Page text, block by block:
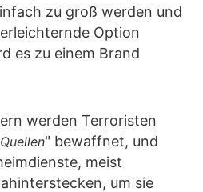
zu groß werden und
Option
es zu einem Brand
werden Terroristen
" bewaffnet, und
meist
um sie